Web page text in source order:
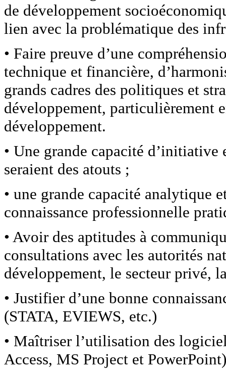
de développement
lien avec la problématique des
• Faire preuve d’une
technique et financière,
grands cadres des politiques et
développement, particulièrement
développement.
• Une grande capacité
seraient des atouts ;
• une grande capacité analytique
connaissance professionnelle
• Avoir des aptitudes à
consultations avec les autorités
développement, le secteur privé,
• Justifier d’une bonne
(STATA, EVIEWS, etc.)
• Maîtriser l’utilisation des
Access, MS Project et